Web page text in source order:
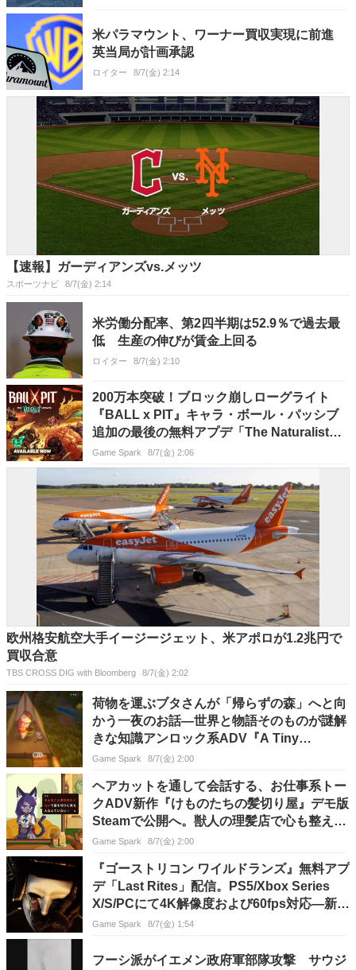
米パラマウント、ワーナー買収実現に前進
英当局が計画承認
ロイター 8/7(金) 2:14
【速報】ガーディアンズvs.メッツ
スポーツナビ 8/7(金) 2:14
米労働分配率、第2四半期は52.9％で過去最
低 生産の伸びが賃金上回る
ロイター 8/7(金) 2:10
200万本突破！ブロック崩しローグライト
『BALL x PIT』キャラ・ボール・パッシブ
追加の最後の無料アプデ「The Naturalist」
配信―34％オフのセールも実施
Game Spark 8/7(金) 2:06
欧州格安航空大手イージージェット、米アポロが1.2兆円で
買収合意
TBS CROSS DIG with Bloomberg 8/7(金) 2:02
荷物を運ぶブタさんが「帰らずの森」へと向
かう一夜のお話―世界と物語そのものが謎解
きな知識アンロック系ADV『A Tiny
Wander』デモ版配信
Game Spark 8/7(金) 2:00
ヘアカットを通して会話する、お仕事系トー
クADV新作『けものたちの髪切り屋』デモ版
Steamで公開へ。獣人の理髪店で心も整えて
鏡にふさわしい姿を映す
Game Spark 8/7(金) 2:00
『ゴーストリコン ワイルドランズ』無料アプ
デ「Last Rites」配信。PS5/Xbox Series
X/S/PCにて4K解像度および60fps対応―新作
の開発も発表
Game Spark 8/7(金) 1:54
フーシ派がイエメン政府軍部隊攻撃 サウジ